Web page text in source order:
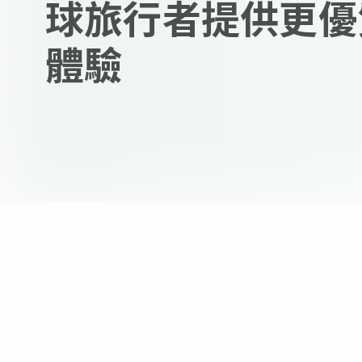
球旅行者提供更
體驗